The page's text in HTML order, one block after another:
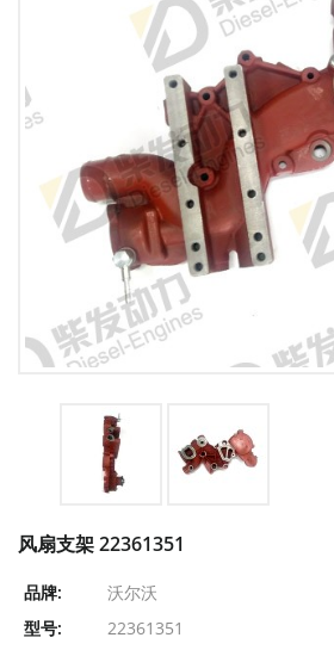
风扇支架 22361351
品牌:
沃尔沃
型号:
22361351